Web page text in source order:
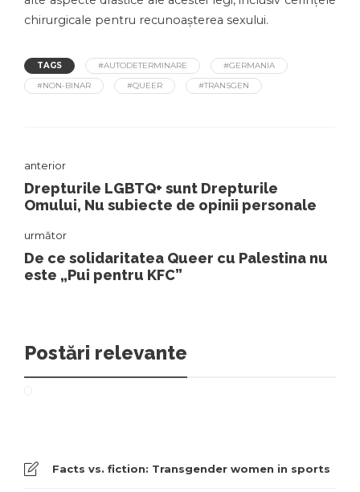
chirurgicale pentru recunoașterea sexului.
TAGS #AUTODETERMINARE
#GERMANIA
#NON-BINAR
#QUEER #TRANSGEN
anterior
Drepturile LGBTQ+ sunt Drepturile
Omului, Nu subiecte de opinii personale
următor
De ce solidaritatea Queer cu Palestina nu
este „Pui pentru KFC”
Postări relevante
Facts vs. fiction: Transgender women in sports